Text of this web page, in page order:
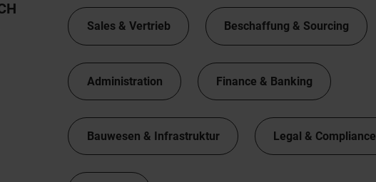
Sales & Vertrieb Beschaffung & Sourcing
Administration Finance & Banking
Bauwesen & Infrastruktur Legal & Compliance